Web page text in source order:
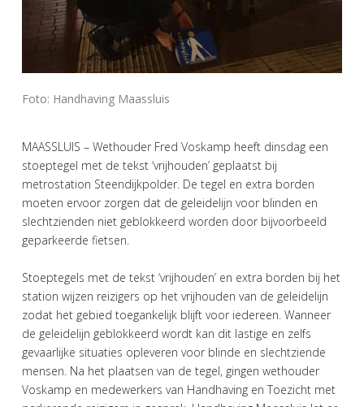
Foto: Handhaving Maassluis
MAASSLUIS – Wethouder Fred Voskamp heeft dinsdag een
stoeptegel met de tekst ‘vrijhouden’ geplaatst bij
metrostation Steendijkpolder. De tegel en extra borden
moeten ervoor zorgen dat de geleidelijn voor blinden en
slechtzienden niet geblokkeerd worden door bijvoorbeeld
geparkeerde fietsen.
Stoeptegels met de tekst ‘vrijhouden’ en extra borden bij het
station wijzen reizigers op het vrijhouden van de geleidelijn
zodat het gebied toegankelijk blijft voor iedereen. Wanneer
de geleidelijn geblokkeerd wordt kan dit lastige en zelfs
gevaarlijke situaties opleveren voor blinde en slechtziende
mensen. Na het plaatsen van de tegel, gingen wethouder
Voskamp en medewerkers van Handhaving en Toezicht met